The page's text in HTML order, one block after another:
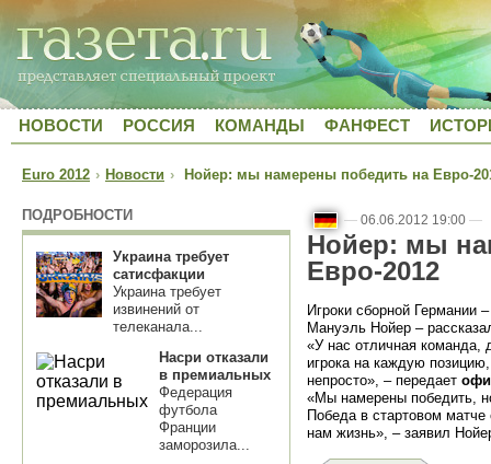
НОВОСТИ РОССИЯ КОМАНДЫ ФАНФЕСТ
Euro 2012 › Новости › Нойер: мы намерены победить на Евро-
ПОДРОБНОСТИ
Украина требует
сатисфакции
Украина требует
извинений от
телеканала...
Насри отказали
в премиальных
Федерация
футбола
Франции
заморозила...
— 06.06.2012 19:00 —
Нойер: мы
Евро-2012
Игроки сборной Германии
Мануэль Нойер –
«У нас отличная команда,
игрока на каждую
непросто», – передает
«Мы намерены победить,
Победа в стартовом матче
нам жизнь», – заявил